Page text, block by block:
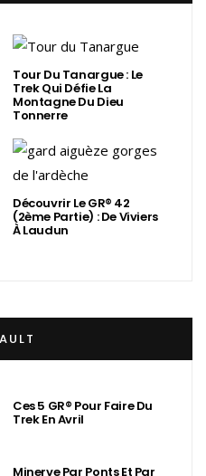
Tour Du Tanargue : Le
Trek Qui Défie La
Montagne Du Dieu
Tonnerre
Découvrir Le GR® 42
(2ème Partie) : De Viviers
À Laudun
Ces 5 GR® Pour Faire Du
Trek En Avril
Minerve Par Ponts Et Par